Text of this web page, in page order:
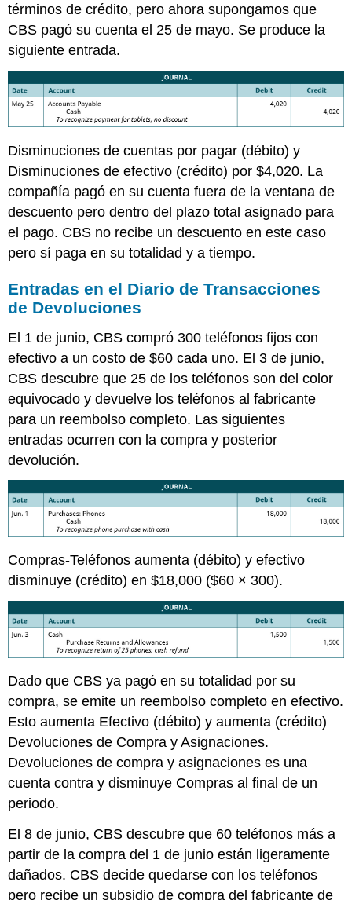
términos de crédito, pero ahora supongamos que
CBS pagó su cuenta el 25 de mayo. Se produce la
siguiente entrada.
Disminuciones de cuentas por pagar (débito) y
Disminuciones de efectivo (crédito) por $4,020. La
compañía pagó en su cuenta fuera de la ventana de
descuento pero dentro del plazo total asignado para
el pago. CBS no recibe un descuento en este caso
pero sí paga en su totalidad y a tiempo.
Entradas en el Diario de Transacciones
de Devoluciones
El 1 de junio, CBS compró 300 teléfonos fijos con
efectivo a un costo de $60 cada uno. El 3 de junio,
CBS descubre que 25 de los teléfonos son del color
equivocado y devuelve los teléfonos al fabricante
para un reembolso completo. Las siguientes
entradas ocurren con la compra y posterior
devolución.
Compras-Teléfonos aumenta (débito) y efectivo
disminuye (crédito) en $18,000 ($60 × 300).
Dado que CBS ya pagó en su totalidad por su
compra, se emite un reembolso completo en efectivo.
Esto aumenta Efectivo (débito) y aumenta (crédito)
Devoluciones de Compra y Asignaciones.
Devoluciones de compra y asignaciones es una
cuenta contra y disminuye Compras al final de un
periodo.
El 8 de junio, CBS descubre que 60 teléfonos más a
partir de la compra del 1 de junio están ligeramente
dañados. CBS decide quedarse con los teléfonos
pero recibe un subsidio de compra del fabricante de